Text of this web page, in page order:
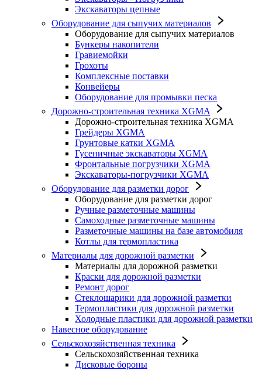
Экскаваторы цепные
Оборудование для сыпучих материалов
Оборудование для сыпучих материалов
Бункеры накопители
Гравиемойки
Грохоты
Комплексные поставки
Конвейеры
Оборудование для промывки песка
Дорожно-строительная техника XGMA
Дорожно-строительная техника XGMA
Грейдеры XGMA
Грунтовые катки XGMA
Гусеничные экскаваторы XGMA
Фронтальные погрузчики XGMA
Экскаваторы-погрузчики XGMA
Оборудование для разметки дорог
Оборудование для разметки дорог
Ручные разметочные машины
Самоходные разметочные машины
Разметочные машины на базе автомобиля
Котлы для термопластика
Материалы для дорожной разметки
Материалы для дорожной разметки
Краски для дорожной разметки
Ремонт дорог
Стеклошарики для дорожной разметки
Термопластики для дорожной разметки
Холодные пластики для дорожной разметки
Навесное оборудование
Сельскохозяйственная техника
Сельскохозяйственная техника
Дисковые бороны